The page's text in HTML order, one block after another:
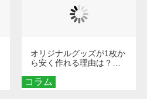
コラム
オリジナルグッズが1枚か
ら安く作れる理由は？オ
とメリットを解説